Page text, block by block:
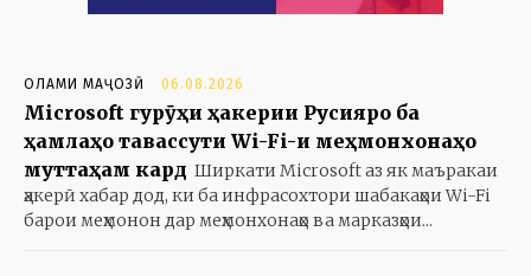
ОЛАМИ МАҶОЗӢ 06.08.2026
Microsoft гурӯҳи ҳакерии Русияро ба
ҳамлаҳо тавассути Wi-Fi-и меҳмонхонаҳо
муттаҳам кард Ширкати Microsoft аз як маъракаи
ҳакерӣ хабар дод, ки ба инфрасохтори шабакаҳои Wi-Fi
барои меҳмонон дар меҳмонхонаҳо ва марказҳои...